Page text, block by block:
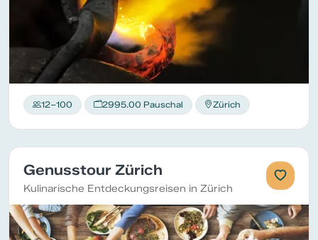
12–100 2995.00 Pauschal Zürich
Genusstour Zürich
Kulinarische Entdeckungsreisen in Zürich